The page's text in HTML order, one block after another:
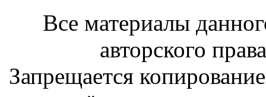
Все материалы
авторского
Запрещается